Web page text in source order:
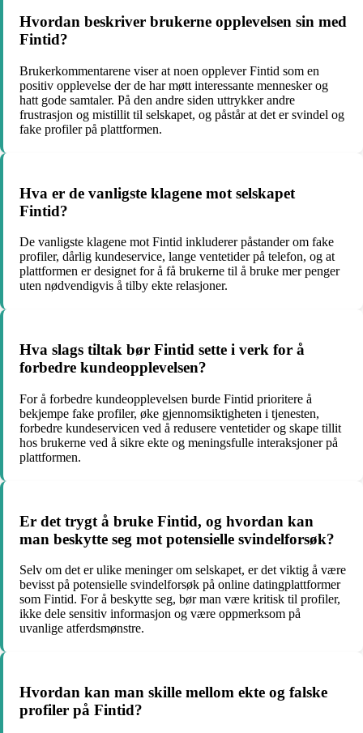
Hvordan beskriver brukerne opplevelsen sin med
Fintid?
Brukerkommentarene viser at noen opplever Fintid som en
positiv opplevelse der de har møtt interessante mennesker og
hatt gode samtaler. På den andre siden uttrykker andre
frustrasjon og mistillit til selskapet, og påstår at det er svindel og
fake profiler på plattformen.
Hva er de vanligste klagene mot selskapet
Fintid?
De vanligste klagene mot Fintid inkluderer påstander om fake
profiler, dårlig kundeservice, lange ventetider på telefon, og at
plattformen er designet for å få brukerne til å bruke mer penger
uten nødvendigvis å tilby ekte relasjoner.
Hva slags tiltak bør Fintid sette i verk for å
forbedre kundeopplevelsen?
For å forbedre kundeopplevelsen burde Fintid prioritere å
bekjempe fake profiler, øke gjennomsiktigheten i tjenesten,
forbedre kundeservicen ved å redusere ventetider og skape tillit
hos brukerne ved å sikre ekte og meningsfulle interaksjoner på
plattformen.
Er det trygt å bruke Fintid, og hvordan kan
man beskytte seg mot potensielle svindelforsøk?
Selv om det er ulike meninger om selskapet, er det viktig å være
bevisst på potensielle svindelforsøk på online datingplattformer
som Fintid. For å beskytte seg, bør man være kritisk til profiler,
ikke dele sensitiv informasjon og være oppmerksom på
uvanlige atferdsmønstre.
Hvordan kan man skille mellom ekte og falske
profiler på Fintid?